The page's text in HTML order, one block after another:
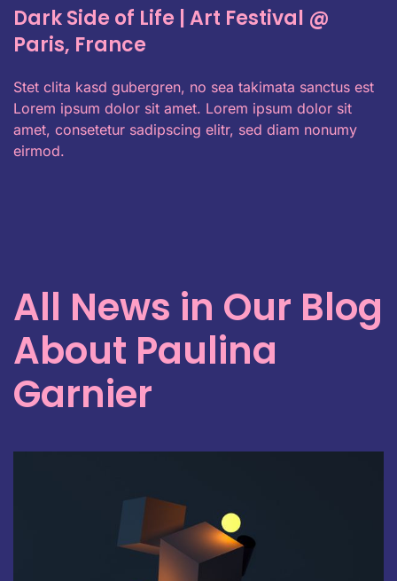
Dark Side of Life | Art Festival @
Paris, France
Stet clita kasd gubergren, no sea takimata sanctus est
Lorem ipsum dolor sit amet. Lorem ipsum dolor sit
amet, consetetur sadipscing elitr, sed diam nonumy
eirmod.
All News in Our Blog
About Paulina
Garnier